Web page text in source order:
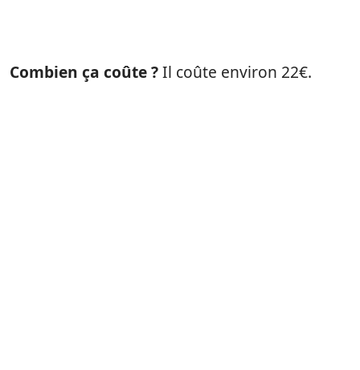
Combien ça coûte ?Il coûte environ 22€.